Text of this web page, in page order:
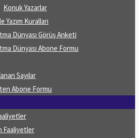
Konuk Yazarlar
Yazım Kuralları
Dünyası Görüş Anketi
Dünyası Abone Formu
Sayılar
Abone Formu
Faaliyetler